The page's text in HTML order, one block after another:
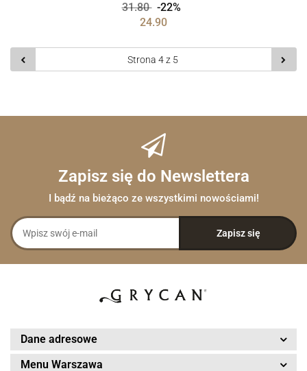
31.80
-22%
24.90
Zapisz się do Newslettera
I bądź na bieżąco ze wszystkimi nowościami!
Dane adresowe
Menu Warszawa